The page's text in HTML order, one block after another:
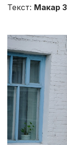
Текст: Макар